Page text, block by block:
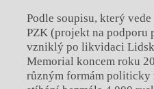
Podle soupisu, který
PZK (projekt na podporu
vzniklý po likvidaci
Memorial koncem roku
různým formám politicky